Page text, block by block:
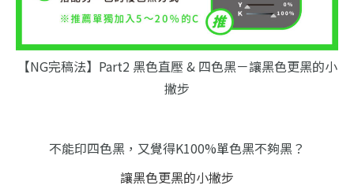
【NG完稿法】Part2 黑色直壓 & 四色黑－讓黑色更黑的小
撇步
不能印四色黑，又覺得K100%單色黑不夠黑？
讓黑色更黑的小撇步